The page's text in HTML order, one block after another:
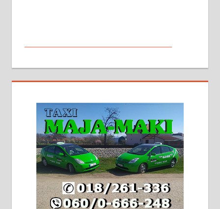
стамбене целине једна уз другу.
2х150м2, две гараже, централно
грејање на гас и дрва. Две
адресе. 063/71-74-023
Издајем комплетно опремљену
халу на Житковачком путу, на
плацу површине око 7 ари.
064/321-80-51; 063/102-35-25